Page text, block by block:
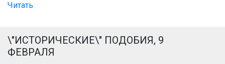
Читать
\"ИСТОРИЧЕСКИЕ\" ПОДОБИЯ, 9
ФЕВРАЛЯ